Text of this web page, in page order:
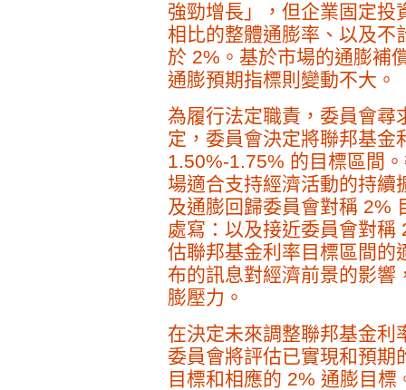
強勁增長」，但企業固定投
相比的整體通膨率、以及不
於 2%。基於市場的通膨補
通膨預期指標則變動不大。
為履行法定職責，委員會尋
定，委員會決定將聯邦基金
1.50%-1.75% 的目標區間
場適合支持經濟活動的持續
及通膨回歸委員會對稱 2%
處寫：以及接近委員會對
估聯邦基金利率目標區間的
布的訊息對經濟前景的影響
膨壓力。
在決定未來調整聯邦基金利
委員會將評估已實現和預期
目標和相應的 2% 通膨目